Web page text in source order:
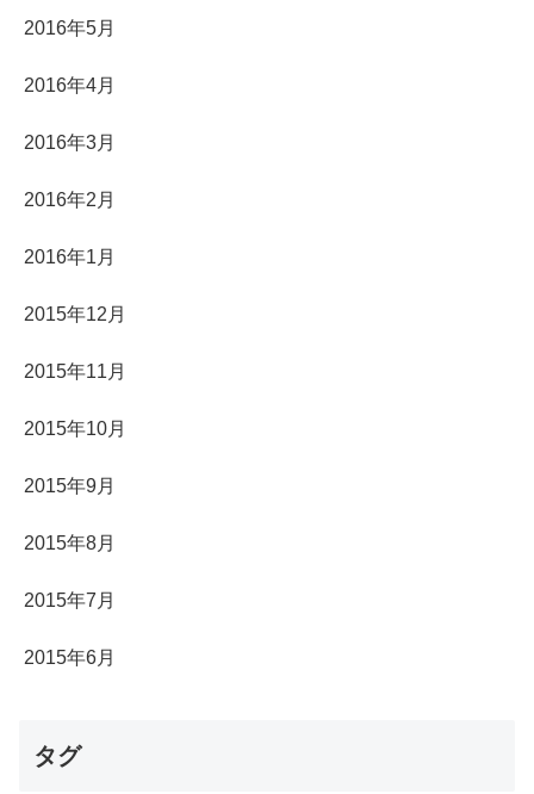
2016年5月
2016年4月
2016年3月
2016年2月
2016年1月
2015年12月
2015年11月
2015年10月
2015年9月
2015年8月
2015年7月
2015年6月
タグ